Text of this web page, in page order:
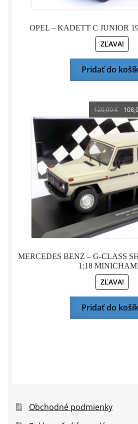
OPEL – KADETT C JUNIOR
ZĽAVA!
Pridať do
MERCEDES BENZ – G-CLASS
1:18
ZĽAVA!
120,00€
cena
bola:
Pridať do
Obchodné podmienky